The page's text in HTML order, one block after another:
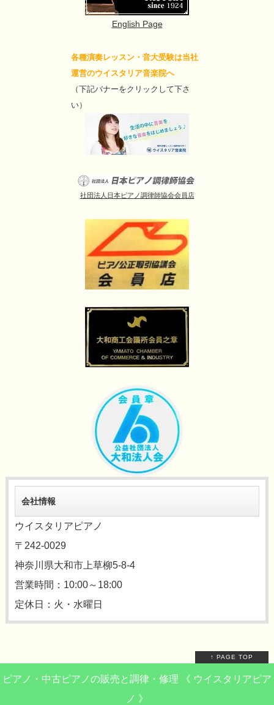
English Page
各種演奏レッスン・音大受験は当社
運営のウイスタリア音楽院へ
（下記バナーをクリックして下さ
い）
社団法人日本ピアノ調律師協会会員店
会社情報
ウイスタリアピアノ
〒242-0029
神奈川県大和市上草柳5-8-4
営業時間：10:00～18:00
定休日：火・水曜日
↑ PAGE TOP
ピアノ・中古ピアノの販売と調律・修理 《 ウイスタリアピア
ノ 》